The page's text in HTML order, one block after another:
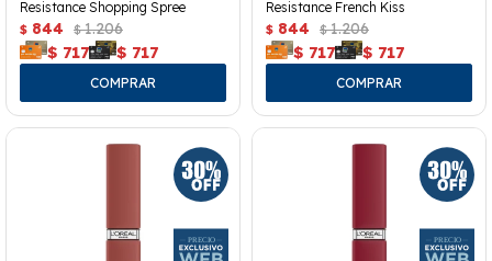
Resistance Shopping Spree
$ 844 $ 1.206
$ 717 $ 717
Resistance French Kiss
$ 844 $ 1.206
$ 717 $ 717